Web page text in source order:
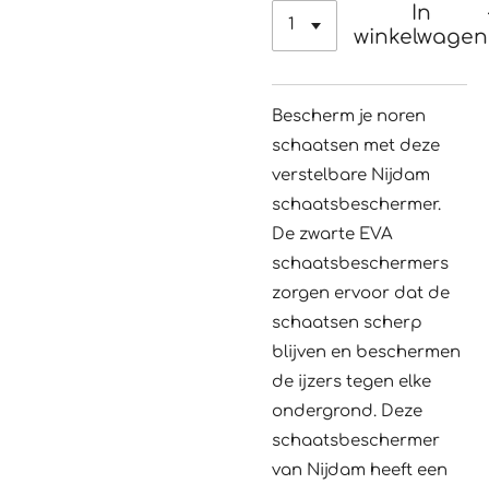
In
winkelwagen
Bescherm je noren
schaatsen met deze
verstelbare Nijdam
schaatsbeschermer.
De zwarte EVA
schaatsbeschermers
zorgen ervoor dat de
schaatsen scherp
blijven en beschermen
de ijzers tegen elke
ondergrond. Deze
schaatsbeschermer
van Nijdam heeft een